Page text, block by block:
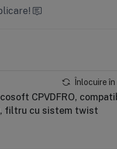
Înlocuire în
CPVDFRO,
filtru cu sistem twist